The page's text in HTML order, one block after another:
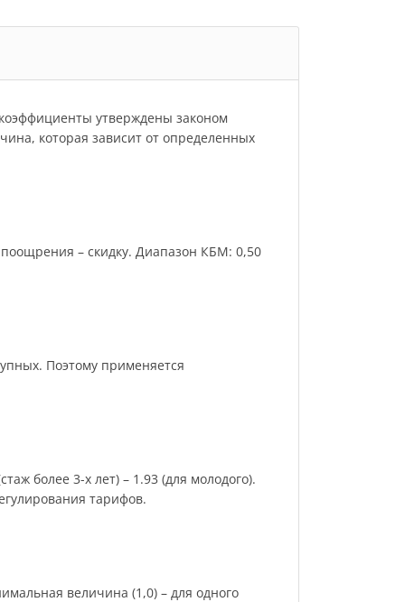
утверждены законом
которая зависит от определенных
– скидку. Диапазон КБМ: 0,50
Поэтому применяется
более 3-х лет) – 1.93 (для молодого).
тарифов.
величина (1,0) – для одного